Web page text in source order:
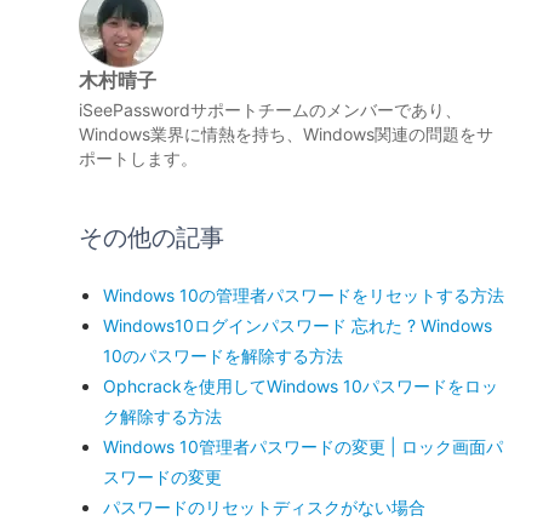
木村晴子
iSeePasswordサポートチームのメンバーであり、
Windows業界に情熱を持ち、Windows関連の問題をサ
ポートします。
その他の記事
Windows 10の管理者パスワードをリセットする方法
Windows10ログインパスワード 忘れた ? Windows
10のパスワードを解除する方法
Ophcrackを使用してWindows 10パスワードをロッ
ク解除する方法
Windows 10管理者パスワードの変更 | ロック画面パ
スワードの変更
パスワードのリセットディスクがない場合